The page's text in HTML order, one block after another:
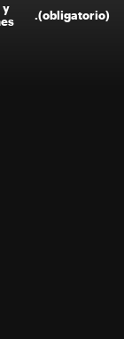
y
(obligatorio)